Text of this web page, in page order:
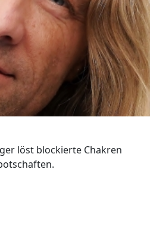
löst blockierte Chakren